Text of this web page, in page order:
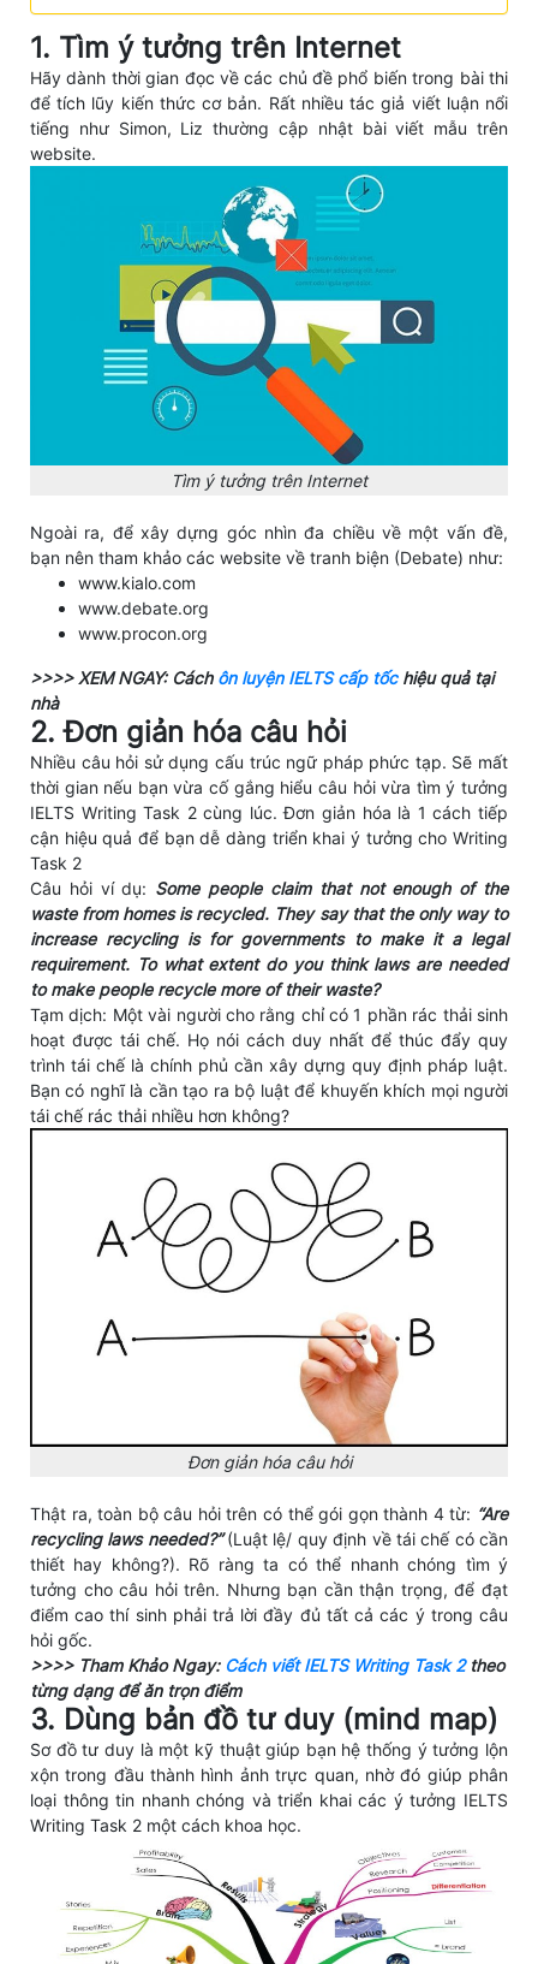
1. Tìm ý tưởng trên Internet
Hãy dành thời gian đọc về các chủ đề phổ biến trong bài thi
để tích lũy kiến thức cơ bản. Rất nhiều tác giả viết luận nổi
tiếng như Simon, Liz thường cập nhật bài viết mẫu trên
website.
Tìm ý tưởng trên Internet
Ngoài ra, để xây dựng góc nhìn đa chiều về một vấn đề,
bạn nên tham khảo các website về tranh biện (Debate) như:
www.kialo.com
www.debate.org
www.procon.org
>>>> XEM NGAY: Cách ôn luyện IELTS cấp tốchiệu quả tại
nhà
2. Đơn giản hóa câu hỏi
Nhiều câu hỏi sử dụng cấu trúc ngữ pháp phức tạp. Sẽ mất
thời gian nếu bạn vừa cố gắng hiểu câu hỏi vừa tìm ý tưởng
IELTS Writing Task 2 cùng lúc. Đơn giản hóa là 1 cách tiếp
cận hiệu quả để bạn dễ dàng triển khai ý tưởng cho Writing
Task 2
Câu hỏi ví dụ: Some people claim that not enough of the
waste from homes is recycled. They say that the only way to
increase recycling is for governments to make it a legal
requirement. To what extent do you think laws are needed
to make people recycle more of their waste?
Tạm dịch: Một vài người cho rằng chỉ có 1 phần rác thải sinh
hoạt được tái chế. Họ nói cách duy nhất để thúc đẩy quy
trình tái chế là chính phủ cần xây dựng quy định pháp luật.
Bạn có nghĩ là cần tạo ra bộ luật để khuyến khích mọi người
tái chế rác thải nhiều hơn không?
Đơn giản hóa câu hỏi
Thật ra, toàn bộ câu hỏi trên có thể gói gọn thành 4 từ: “Are
recycling laws needed?”(Luật lệ/ quy định về tái chế có cần
thiết hay không?). Rõ ràng ta có thể nhanh chóng tìm ý
tưởng cho câu hỏi trên. Nhưng bạn cần thận trọng, để đạt
điểm cao thí sinh phải trả lời đầy đủ tất cả các ý trong câu
hỏi gốc.
>>>> Tham Khảo Ngay: Cách viết IELTS Writing Task 2theo
từng dạng để ăn trọn điểm
3. Dùng bản đồ tư duy (mind map)
Sơ đồ tư duy là một kỹ thuật giúp bạn hệ thống ý tưởng lộn
xộn trong đầu thành hình ảnh trực quan, nhờ đó giúp phân
loại thông tin nhanh chóng và triển khai các ý tưởng IELTS
Writing Task 2 một cách khoa học.